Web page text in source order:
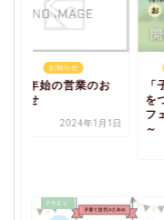
お知らせ
年末年始の営業のお
知らせ
2024年1月1日
を
フ
～